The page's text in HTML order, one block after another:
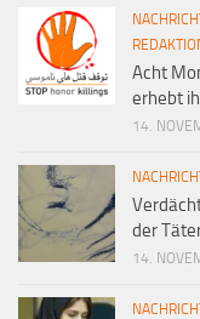
Acht
erhebt
14.
der
14.